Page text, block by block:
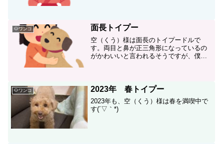
🐶ワンコ 面長トイプー
空（くう）様は面長のトイプードルで
す。両目と鼻が正三角形になっているの
がかわいいと言われるそうですが、僕に
🐶ワンコ 2023年 春トイプー
2023年も、空（くう）様は春を満喫中で
す(´▽｀*)